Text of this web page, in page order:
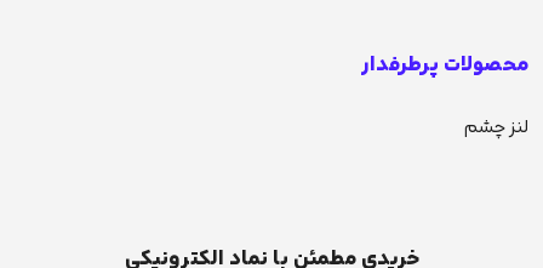
محصولات پرطرفدار
لنز چشم
خریدی مطمئن با نماد الکترونیکی